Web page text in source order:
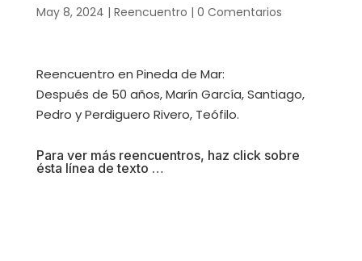
May 8, 2024 | Reencuentro | 0 Comentarios
Reencuentro en Pineda de Mar:
Después de 50 años, Marín García, Santiago,
Pedro y Perdiguero Rivero, Teófilo.
Para ver más reencuentros, haz click sobre
ésta línea de texto …